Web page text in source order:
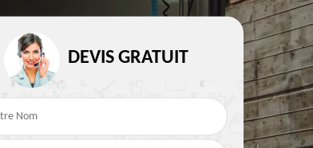
Débarras de maison 88
Entreprise de
88
DEVIS GRATUIT